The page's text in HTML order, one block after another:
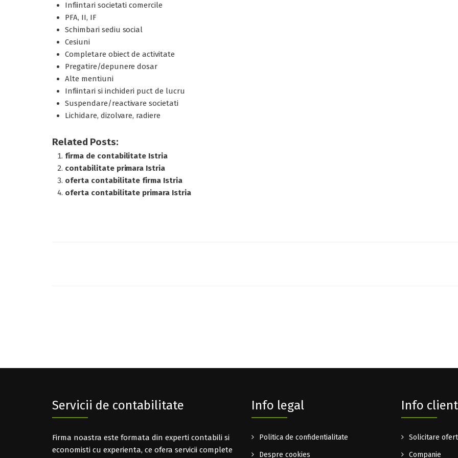
Infiintari societati comercile
PFA, II, IF
Schimbari sediu social
Cesiuni
Completare obiect de activitate
Pregatire/depunere dosar
Alte mentiuni
Infiintari si inchideri puct de lucru
Suspendare/reactivare societati
Lichidare, dizolvare, radiere
Related Posts:
firma de contabilitate Istria
contabilitate primara Istria
oferta contabilitate firma Istria
oferta contabilitate primara Istria
Servicii de contabilitate
Firma noastra este formata din experti contabili si
economisti cu experienta, ce ofera servicii complete
Info legal
Politica de confidentialitate
Despre cookies
Info client
Solicitare
Companie